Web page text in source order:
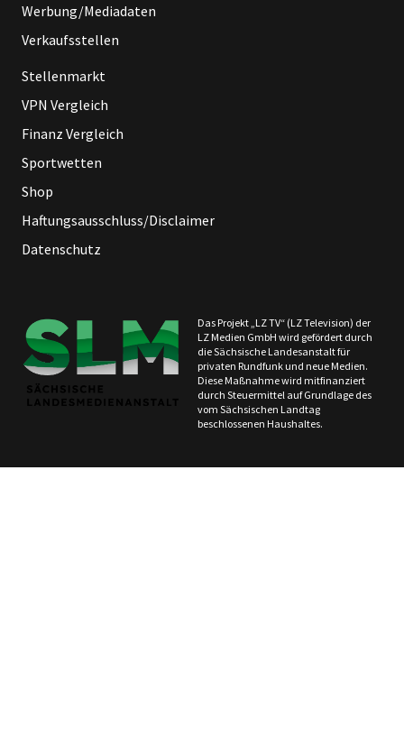
Werbung/Mediadaten
Verkaufsstellen
Stellenmarkt
VPN Vergleich
Finanz Vergleich
Sportwetten
Shop
Haftungsausschluss/Disclaimer
Datenschutz
Das Projekt „LZ TV“ (LZ Television) der
LZ Medien GmbH wird gefördert durch
die Sächsische Landesanstalt für
privaten Rundfunk und neue Medien.
Diese Maßnahme wird mitfinanziert
durch Steuermittel auf Grundlage des
vom Sächsischen Landtag
beschlossenen Haushaltes.